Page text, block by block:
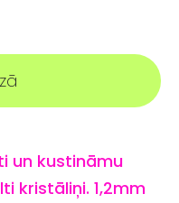
un kustināmu
kristāliņi. 1,2mm